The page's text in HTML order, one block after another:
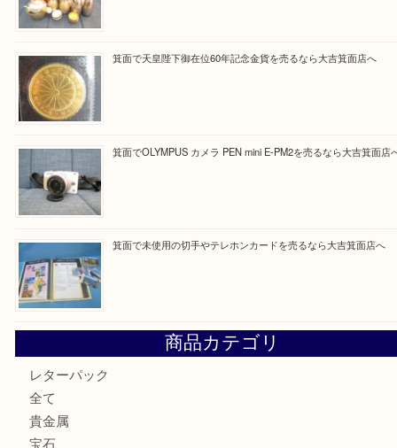
一点を丁寧に査定いたします！
Facebook
Twitter
買取ブログ検索
最近の投稿